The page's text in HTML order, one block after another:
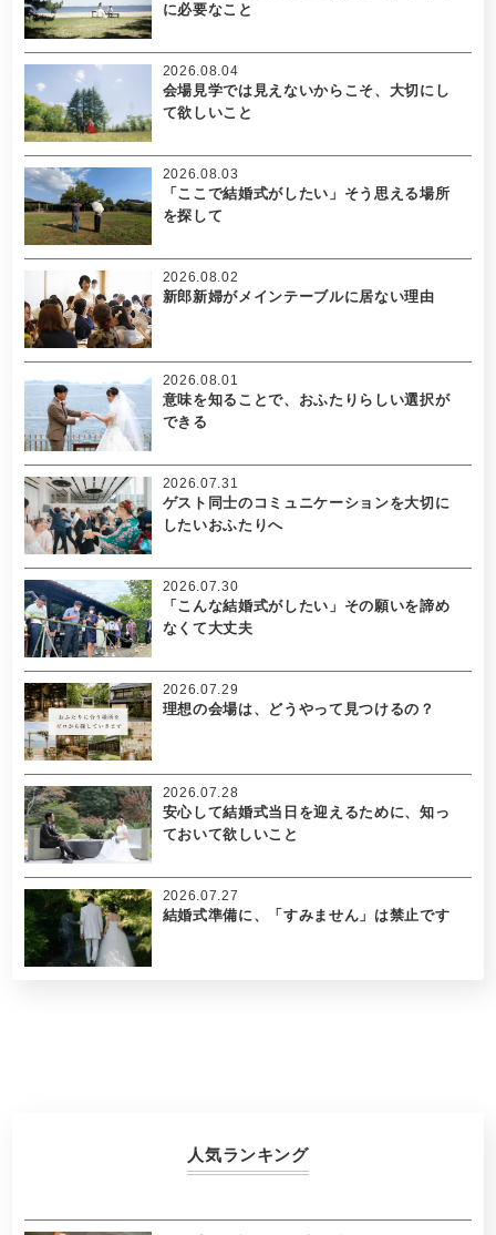
に必要なこと
会場見学では見えないからこそ、大切にし
て欲しいこと
2026.08.04
「ここで結婚式がしたい」そう思える場所
を探して
2026.08.03
新郎新婦がメインテーブルに居ない理由
2026.08.02
意味を知ることで、おふたりらしい選択が
できる
2026.08.01
ゲスト同士のコミュニケーションを大切に
したいおふたりへ
2026.07.31
「こんな結婚式がしたい」その願いを諦め
なくて大丈夫
2026.07.30
理想の会場は、どうやって見つけるの？
2026.07.29
安心して結婚式当日を迎えるために、知っ
ておいて欲しいこと
2026.07.28
結婚式準備に、「すみません」は禁止です
2026.07.27
人気ランキング